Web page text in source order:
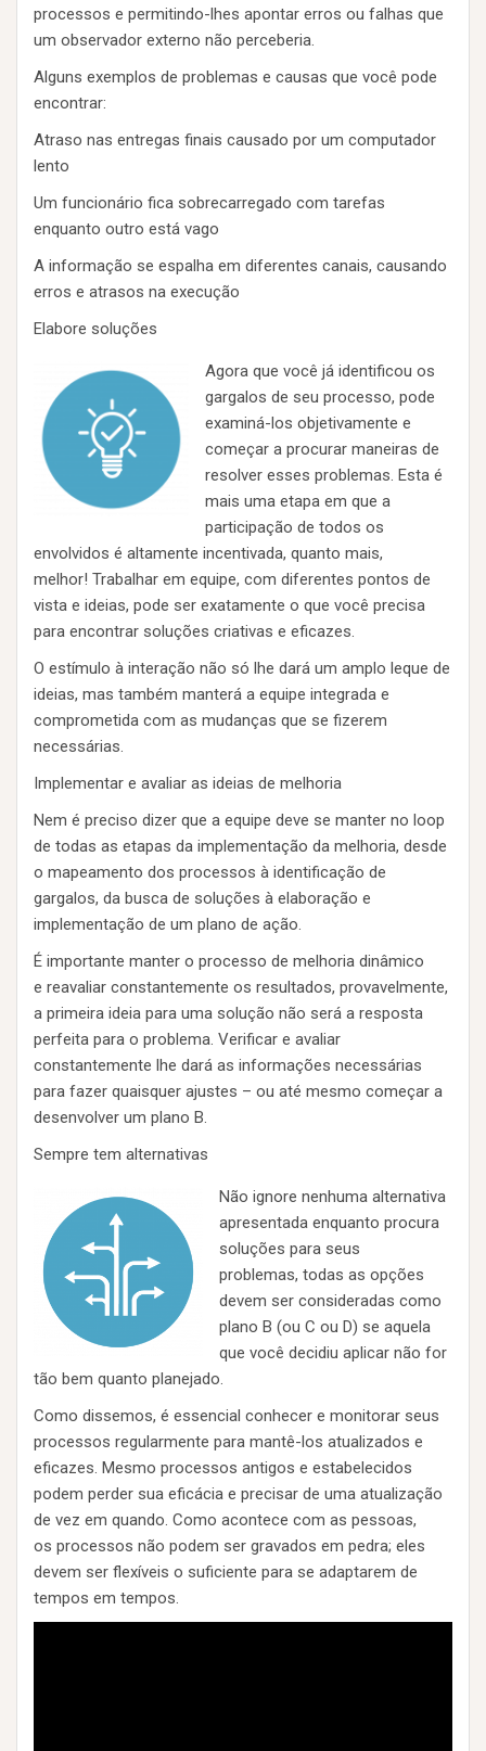
processos e permitindo-lhes apontar erros ou falhas que
um observador externo não perceberia.
Alguns exemplos de problemas e causas que você pode
encontrar:
Atraso nas entregas finais causado por um computador
lento
Um funcionário fica sobrecarregado com tarefas
enquanto outro está vago
A informação se espalha em diferentes canais, causando
erros e atrasos na execução
Elabore soluções
Agora que você já identificou os
gargalos de seu processo, pode
examiná-los objetivamente e
começar a procurar maneiras de
resolver esses problemas. Esta é
mais uma etapa em que a
participação de todos os
envolvidos é altamente incentivada, quanto mais,
melhor! Trabalhar em equipe, com diferentes pontos de
vista e ideias, pode ser exatamente o que você precisa
para encontrar soluções criativas e eficazes.
O estímulo à interação não só lhe dará um amplo leque de
ideias, mas também manterá a equipe integrada e
comprometida com as mudanças que se fizerem
necessárias.
Implementar e avaliar as ideias de melhoria
Nem é preciso dizer que a equipe deve se manter no loop
de todas as etapas da implementação da melhoria, desde
o mapeamento dos processos à identificação de
gargalos, da busca de soluções à elaboração e
implementação de um plano de ação.
É importante manter o processo de melhoria dinâmico
e reavaliar constantemente os resultados, provavelmente,
a primeira ideia para uma solução não será a resposta
perfeita para o problema. Verificar e avaliar
constantemente lhe dará as informações necessárias
para fazer quaisquer ajustes – ou até mesmo começar a
desenvolver um plano B.
Sempre tem alternativas
Não ignore nenhuma alternativa
apresentada enquanto procura
soluções para seus
problemas, todas as opções
devem ser consideradas como
plano B (ou C ou D) se aquela
que você decidiu aplicar não for
tão bem quanto planejado.
Como dissemos, é essencial conhecer e monitorar seus
processos regularmente para mantê-los atualizados e
eficazes. Mesmo processos antigos e estabelecidos
podem perder sua eficácia e precisar de uma atualização
de vez em quando. Como acontece com as pessoas,
os processos não podem ser gravados em pedra; eles
devem ser flexíveis o suficiente para se adaptarem de
tempos em tempos.